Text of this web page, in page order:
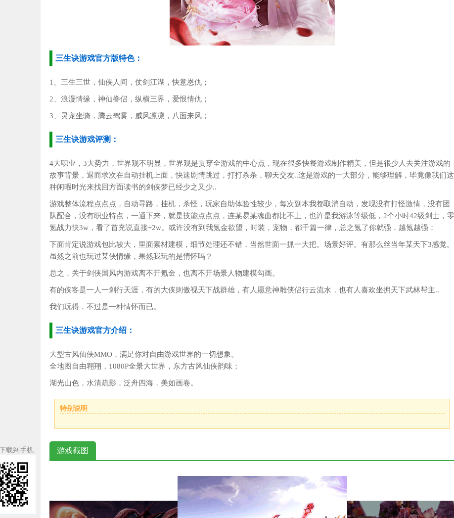
载到手机
三生诀游戏官方版特色：
1、三生三世，仙侠人间，仗剑江湖，快意恩仇；
2、浪漫情缘，神仙眷侣，纵横三界，爱恨情仇；
3、灵宠坐骑，腾云驾雾，威风凛凛，八面来风；
三生诀游戏评测：
4大职业，3大势力，世界观不明显，世界观是贯穿全游戏的中心点，现在很多快餐游戏制作精美，但是很少人去关注游戏的
故事背景，退而求次在自动挂机上面，快速剧情跳过，打打杀杀，聊天交友..这是游戏的一大部分，能够理解，毕竟像我们这
种闲暇时光来找回方面读书的剑侠梦已经少之又少..
游戏整体流程点点点，自动寻路，挂机，杀怪，玩家自助体验性较少，每次副本我都取消自动，发现没有打怪激情，没有团
队配合，没有职业特点，一通下来，就是技能点点点，连某易某魂曲都比不上，也许是我游泳等级低，2个小时42级剑士，零
氪战力快3w，看了首充说直接+2w。或许没有到我氪金欲望，时装，宠物，都千篇一律，总之氪了你就强，越氪越强；
下面肯定说游戏包比较大，里面素材建模，细节处理还不错，当然世面一抓一大把。场景好评。有那么丝当年某天下3感觉。
虽然之前也玩过某侠情缘，果然我玩的是情怀吗？
总之，关于剑侠国风内游戏离不开氪金，也离不开场景人物建模勾画。
有的侠客是一人一剑行天涯，有的大侠则傲视天下战群雄，有人愿意神雕侠侣行云流水，也有人喜欢坐拥天下武林帮主..
我们玩得，不过是一种情怀而已。
三生诀游戏官方介绍：
大型古风仙侠MMO，满足你对自由游戏世界的一切想象。
全地图自由翱翔，1080P全景大世界，东方古风仙侠韵味；
湖光山色，水清疏影，泛舟四海，美如画卷。
特别说明
游戏截图